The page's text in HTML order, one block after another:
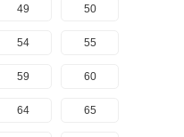
49 50
54 55
59 60
64 65